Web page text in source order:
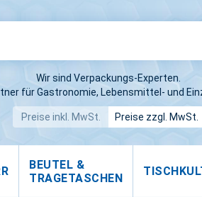
Wir sind Verpackungs-Experten.
für Gastronomie, Lebensmittel- und
Preise inkl. MwSt. Preise zzgl. MwSt.
BEUTEL &
TRAGETASCHEN